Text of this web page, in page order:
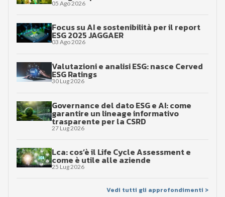
05 Ago 2026
Focus su AI e sostenibilità per il report
ESG 2025 JAGGAER
03 Ago 2026
Valutazioni e analisi ESG: nasce Cerved
ESG Ratings
30 Lug 2026
Governance del dato ESG e AI: come
garantire un lineage informativo
trasparente per la CSRD
27 Lug 2026
Lca: cos’è il Life Cycle Assessment e
come è utile alle aziende
25 Lug 2026
Vedi tutti gli approfondimenti >